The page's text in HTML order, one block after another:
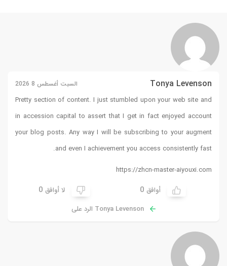
السبت أغسطس 8 2026
Pretty section of content. I
in accession capital to
your blog posts. Any way I
and even I
لا أوافق 0